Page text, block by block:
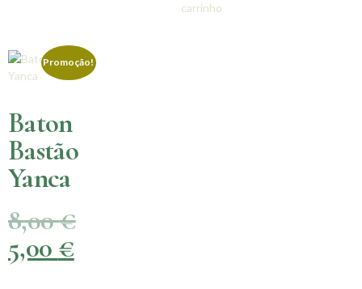
carrinho
Promoção!
Baton
Bastão
Yanca
8,00€
5,00 €